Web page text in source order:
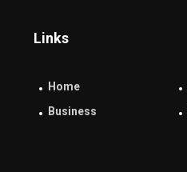
Links
Home
Business